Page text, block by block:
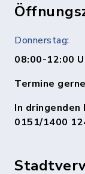
Donnerstag:
08:00-12:00
Termine
In
0151/1400